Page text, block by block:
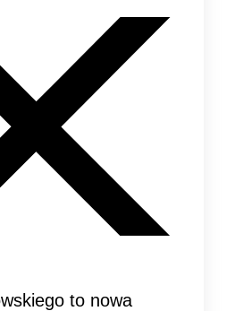
to nowa